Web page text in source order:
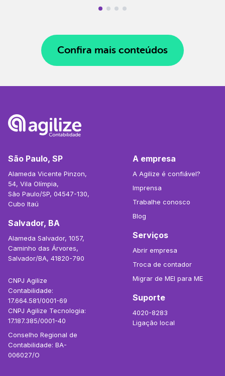
Confira mais conteúdos
São Paulo, SP
Alameda Vicente Pinzon,
54, Vila Olímpia,
São Paulo/SP, 04547-130,
Cubo Itaú
Salvador, BA
Alameda Salvador, 1057,
Caminho das Árvores,
Salvador/BA, 41820-790
CNPJ Agilize
Contabilidade:
17.664.581/0001-69
CNPJ Agilize Tecnologia:
17.187.385/0001-40
Conselho Regional de
Contabilidade: BA-
006027/O
A empresa
A Agilize é confiável?
Imprensa
Trabalhe conosco
Blog
Serviços
Abrir empresa
Troca de contador
Migrar de MEI para ME
Suporte
4020-8283
Ligação local